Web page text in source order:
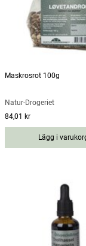
Maskrosrot 100g
Natur-Drogeriet
Pris:84,01 kr
84,01 kr
Lägg i